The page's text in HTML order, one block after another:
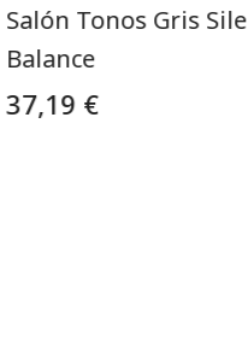
Salón Tonos Gris
Balance
37,19 €